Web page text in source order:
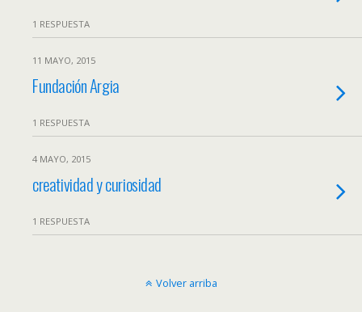
1 RESPUESTA
11 MAYO, 2015
Fundación Argia
1 RESPUESTA
4 MAYO, 2015
creatividad y curiosidad
1 RESPUESTA
Volver arriba